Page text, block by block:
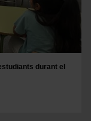
durant el